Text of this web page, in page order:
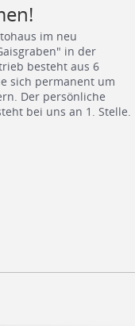
im neu
in der
besteht aus 6
sich permanent um
Der persönliche
bei uns an 1. Stelle.